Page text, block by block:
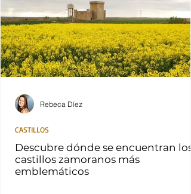
Descubre dónde se encuentran los
castillos zamoranos más
emblemáticos
CASTILLOS
Rebeca Díez